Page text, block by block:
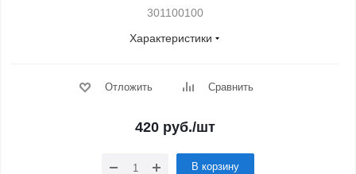
301100100
Характеристики
Отложить Сравнить
420 руб./шт
В корзину